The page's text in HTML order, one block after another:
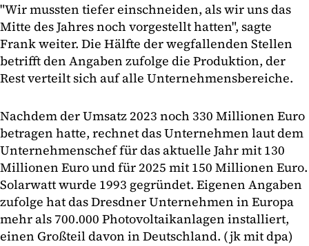
"Wir mussten tiefer einschneiden, als wir uns das
Mitte des Jahres noch vorgestellt hatten", sagte
Frank weiter. Die Hälfte der wegfallenden Stellen
betrifft den Angaben zufolge die Produktion, der
Rest verteilt sich auf alle Unternehmensbereiche.
Nachdem der Umsatz 2023 noch 330 Millionen Euro
betragen hatte, rechnet das Unternehmen laut dem
Unternehmenschef für das aktuelle Jahr mit 130
Millionen Euro und für 2025 mit 150 Millionen Euro.
Solarwatt wurde 1993 gegründet. Eigenen Angaben
zufolge hat das Dresdner Unternehmen in Europa
mehr als 700.000 Photovoltaikanlagen installiert,
einen Großteil davon in Deutschland. (jk mit dpa)